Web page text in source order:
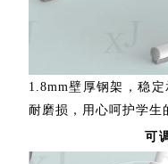
1.8mm壁厚钢架，稳
耐磨损，用心呵护学生
可